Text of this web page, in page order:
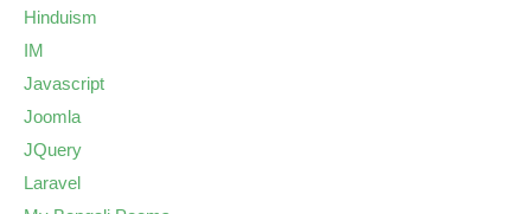
Hinduism
IM
Javascript
Joomla
JQuery
Laravel